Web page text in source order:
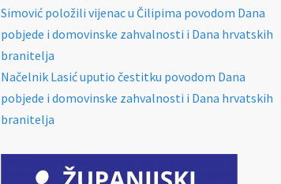
Simović položili vijenac u Čilipima povodom Dana
pobjede i domovinske zahvalnosti i Dana hrvatskih
branitelja
Načelnik Lasić uputio čestitku povodom Dana
pobjede i domovinske zahvalnosti i Dana hrvatskih
branitelja